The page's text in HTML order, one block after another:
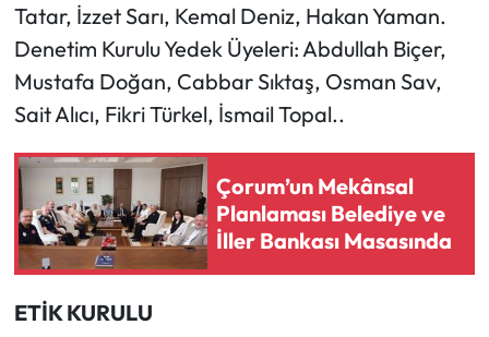
Tatar, İzzet Sarı, Kemal Deniz, Hakan Yaman.
Denetim Kurulu Yedek Üyeleri: Abdullah Biçer,
Mustafa Doğan, Cabbar Sıktaş, Osman Sav,
Sait Alıcı, Fikri Türkel, İsmail Topal..
Çorum’un Mekânsal
Planlaması Belediye ve
İller Bankası Masasında
ETİK KURULU